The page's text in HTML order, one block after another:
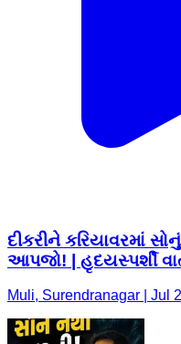
દીકરીને કરિયાવરમાં
આપજો! | હૃદયસ્પર્શી
Muli, Surendranagar | Jul